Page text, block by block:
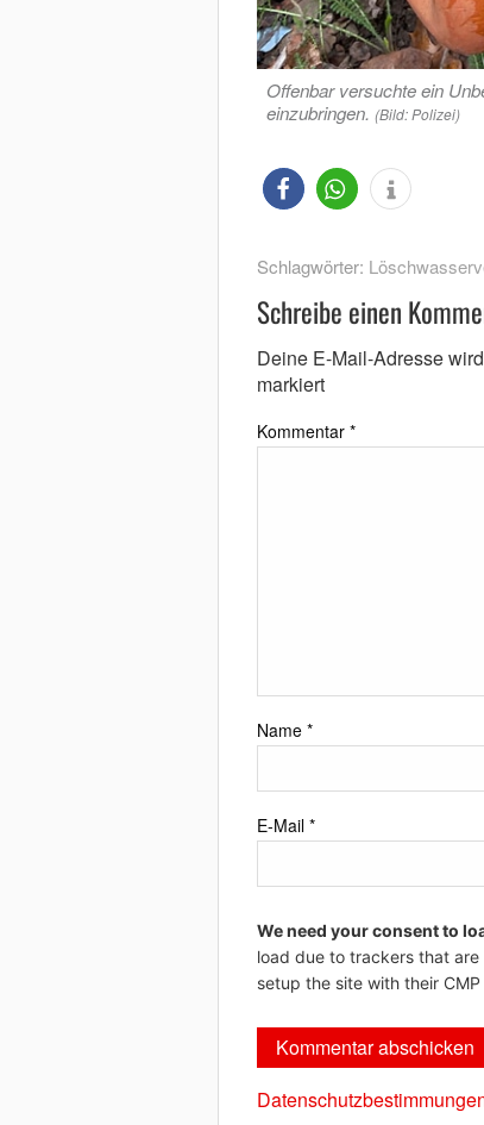
Offenbar versuchte ein
einzubringen. (Bild: Polizei)
Schlagwörter:
Schreibe einen
Deine E-Mail-Adresse
markiert
Kommentar *
Name *
E-Mail *
We need your consent to
load due to trackers that
setup the site with their